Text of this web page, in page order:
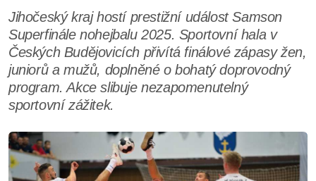
Jihočeský kraj hostí prestižní událost Samson
Superfinále nohejbalu 2025. Sportovní hala v
Českých Budějovicích přivítá finálové zápasy žen,
juniorů a mužů, doplněné o bohatý doprovodný
program. Akce slibuje nezapomenutelný
sportovní zážitek.